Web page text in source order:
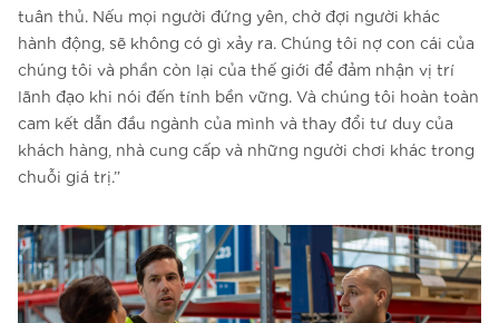
tuân thủ. Nếu mọi người đứng yên, chờ đợi người khác
hành động, sẽ không có gì xảy ra. Chúng tôi nợ con cái của
chúng tôi và phần còn lại của thế giới để đảm nhận vị trí
lãnh đạo khi nói đến tính bền vững. Và chúng tôi hoàn toàn
cam kết dẫn đầu ngành của mình và thay đổi tư duy của
khách hàng, nhà cung cấp và những người chơi khác trong
chuỗi giá trị.”